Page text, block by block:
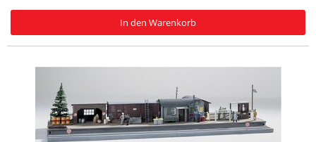
In den Warenkorb